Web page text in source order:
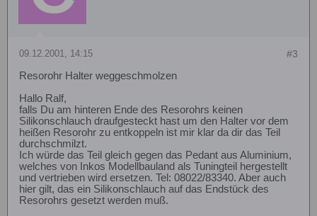
#3
09.12.2001, 14:15
Resorohr Halter weggeschmolzen
Hallo Ralf,
falls Du am hinteren Ende des Resorohrs keinen
Silikonschlauch draufgesteckt hast um den Halter vor dem
heißen Resorohr zu entkoppeln ist mir klar da dir das Teil
durchschmilzt.
Ich würde das Teil gleich gegen das Pedant aus Aluminium,
welches von Inkos Modellbauland als Tuningteil hergestellt
und vertrieben wird ersetzen. Tel: 08022/83340. Aber auch
hier gilt, das ein Silikonschlauch auf das Endstück des
Resorohrs gesetzt werden muß.